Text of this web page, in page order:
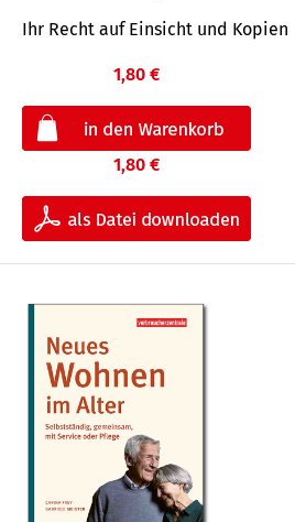
Ihr Recht auf Einsicht und Kopien
1,80 €
1,80 €